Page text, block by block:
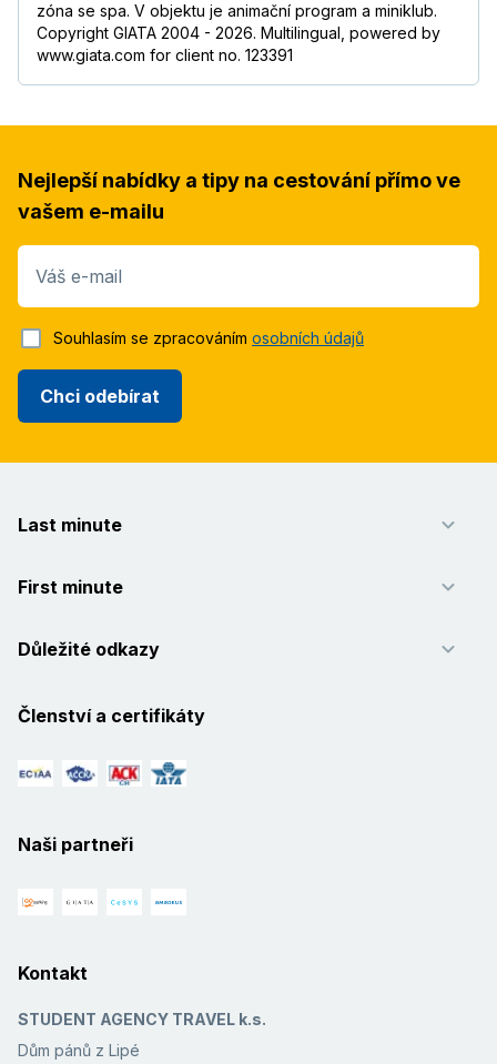
zóna se spa. V objektu je animační program a miniklub.
Copyright GIATA 2004 - 2026. Multilingual, powered by
www.giata.com for client no. 123391
Nejlepší nabídky a tipy na cestování přímo ve
vašem e-mailu
Váš e-mail
Chci odebírat
Souhlasím se zpracováním osobních údajů
Last minute
First minute
Důležité odkazy
Členství a certifikáty
Naši partneři
Kontakt
STUDENT AGENCY TRAVEL k.s.
Dům pánů z Lipé